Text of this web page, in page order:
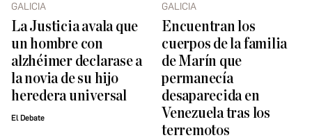
GALICIA
La Justicia avala que
un hombre con
alzhéimer declarase a
la novia de su hijo
heredera universal
El Debate
GALICIA
Encuentran los
cuerpos de la familia
de Marín que
permanecía
desaparecida en
Venezuela tras los
terremotos